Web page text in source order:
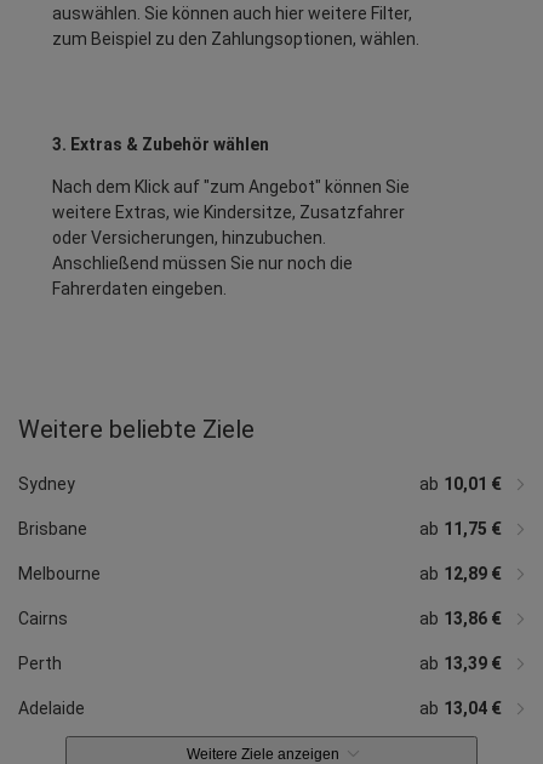
auswählen. Sie können auch hier weitere Filter,
zum Beispiel zu den Zahlungsoptionen, wählen.
3. Extras & Zubehör wählen
Nach dem Klick auf "zum Angebot" können Sie
weitere Extras, wie Kindersitze, Zusatzfahrer
oder Versicherungen, hinzubuchen.
Anschließend müssen Sie nur noch die
Fahrerdaten eingeben.
Weitere beliebte Ziele
Sydney ab 10,01 €
Brisbane ab 11,75 €
Melbourne ab 12,89 €
Cairns ab 13,86 €
Perth ab 13,39 €
Adelaide ab 13,04 €
Hobart
Darwin
Coolangatta
Launceston
Canberra
Ballina
Surfers Paradise
Devonport
Fremantle
Mackay
Wollongong
Coffs Harbour
Karratha
Weitere Ziele anzeigen